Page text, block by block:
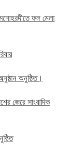
ফল মেলা
অনুষ্ঠিত।
জেরে সাংবাদিক